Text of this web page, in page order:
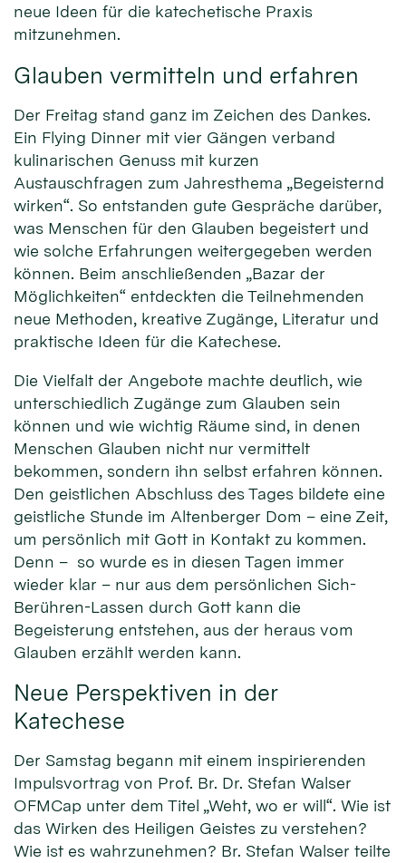
neue Ideen für die katechetische Praxis
mitzunehmen.
Glauben vermitteln und erfahren
Der Freitag stand ganz im Zeichen des Dankes.
Ein Flying Dinner mit vier Gängen verband
kulinarischen Genuss mit kurzen
Austauschfragen zum Jahresthema „Begeisternd
wirken“. So entstanden gute Gespräche darüber,
was Menschen für den Glauben begeistert und
wie solche Erfahrungen weitergegeben werden
können. Beim anschließenden „Bazar der
Möglichkeiten“ entdeckten die Teilnehmenden
neue Methoden, kreative Zugänge, Literatur und
praktische Ideen für die Katechese.
Die Vielfalt der Angebote machte deutlich, wie
unterschiedlich Zugänge zum Glauben sein
können und wie wichtig Räume sind, in denen
Menschen Glauben nicht nur vermittelt
bekommen, sondern ihn selbst erfahren können.
Den geistlichen Abschluss des Tages bildete eine
geistliche Stunde im Altenberger Dom – eine Zeit,
um persönlich mit Gott in Kontakt zu kommen.
Denn – so wurde es in diesen Tagen immer
wieder klar – nur aus dem persönlichen Sich-
Berühren-Lassen durch Gott kann die
Begeisterung entstehen, aus der heraus vom
Glauben erzählt werden kann.
Neue Perspektiven in der
Katechese
Der Samstag begann mit einem inspirierenden
Impulsvortrag von Prof. Br. Dr. Stefan Walser
OFMCap unter dem Titel „Weht, wo er will“. Wie ist
das Wirken des Heiligen Geistes zu verstehen?
Wie ist es wahrzunehmen? Br. Stefan Walser teilte